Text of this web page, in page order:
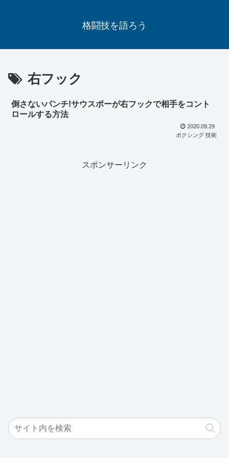
格闘技を語ろう
右フック
倒さないパンチ!サウスポーが右フックで相手をコント
ロールする方法
2020.09.29
ボクシング 技術
スポンサーリンク